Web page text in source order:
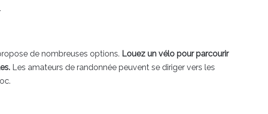
de nombreuses options. Louez un vélo pour parcourir
Les amateurs de randonnée peuvent se diriger vers les